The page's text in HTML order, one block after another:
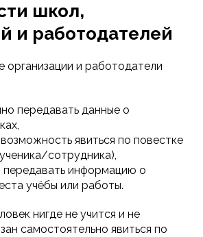
школ,
и работодателей
организации и работодатели
передавать данные о
явиться по повестке
сотрудника),
передавать информацию о
учёбы или работы.
нигде не учится и не
самостоятельно явиться по